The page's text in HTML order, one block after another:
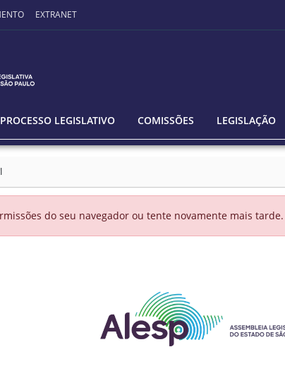
EXTRANET
PROCESSO LEGISLATIVO COMISSÕES LEGISLAÇÃO
do seu navegador ou tente novamente mais tarde.